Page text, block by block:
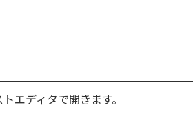
エディタで開きます。